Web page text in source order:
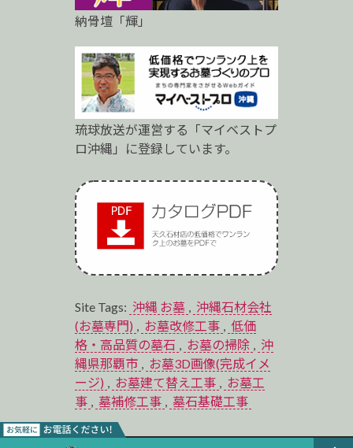
納骨壇「輝」
琉球放送が運営する「マイベストプ
ロ沖縄」に登録しています。
Site Tags: 沖縄 お墓 , 沖縄石材会社
(お墓専門) , お墓改修工事 , 低価
格・高品質の墓石 , お墓の掃除 , 沖
縄県那覇市 , お墓3D画像(完成イメ
ージ) , お墓建て替え工事 , お墓工
事 , 墓補修工事 , 墓石基礎工事